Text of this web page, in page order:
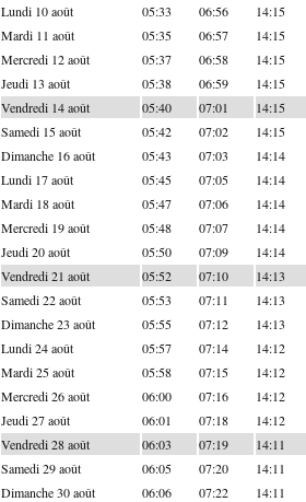
Lundi 10 août 05:33 06:56 14:15
Mardi 11 août 05:35 06:57 14:15
Mercredi 12 août 05:37 06:58 14:15
Jeudi 13 août 05:38 06:59 14:15
Vendredi 14 août 05:40 07:01 14:15
Samedi 15 août 05:42 07:02 14:15
Dimanche 16 août 05:43 07:03 14:14
Lundi 17 août 05:45 07:05 14:14
Mardi 18 août 05:47 07:06 14:14
Mercredi 19 août 05:48 07:07 14:14
Jeudi 20 août 05:50 07:09 14:14
Vendredi 21 août 05:52 07:10 14:13
Samedi 22 août 05:53 07:11 14:13
Dimanche 23 août 05:55 07:12 14:13
Lundi 24 août 05:57 07:14 14:12
Mardi 25 août 05:58 07:15 14:12
Mercredi 26 août 06:00 07:16 14:12
Jeudi 27 août 06:01 07:18 14:12
Vendredi 28 août 06:03 07:19 14:11
Samedi 29 août 06:05 07:20 14:11
Dimanche 30 août 06:06 07:22 14:11